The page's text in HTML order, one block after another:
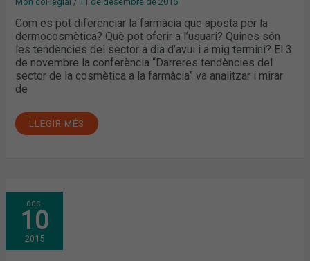
Com es pot diferenciar la farmàcia que aposta per la
dermocosmètica? Què pot oferir a l’usuari? Quines són
les tendències del sector a dia d’avui i a mig termini? El 3
de novembre la conferència “Darreres tendències del
sector de la cosmètica a la farmàcia” va analitzar i mirar
de
LLEGIR MÉS
des.
10
2015
L’AGREUJAMENT
DEL
DEUTE,
FARMACARDIO,
LA
CARTERA
DE